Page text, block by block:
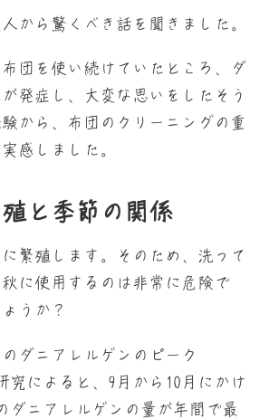
から驚くべき話を聞きました。
団を使い続けていたところ、ダ
発症し、大変な思いをしたそう
から、布団のクリーニングの重
感しました。
と季節の関係
繁殖します。そのため、洗って
に使用するのは非常に危険で
うか？
ダニアレルゲンのピーク
究によると、9月から10月にかけ
ダニアレルゲンの量が年間で最